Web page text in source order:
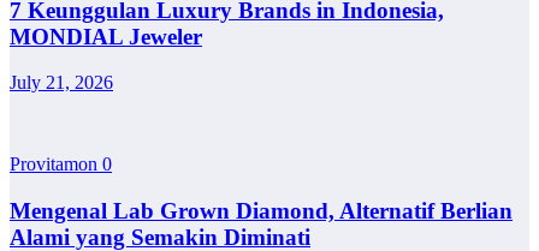
7 Keunggulan Luxury Brands in Indonesia,
MONDIAL Jeweler
July 21, 2026
Provitamon 0
Mengenal Lab Grown Diamond, Alternatif Berlian
Alami yang Semakin Diminati